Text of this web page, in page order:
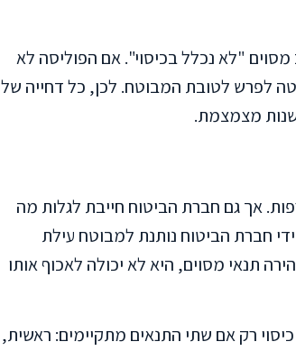
"לא נכלל בכיסוי". אם הפוליסה לא
לפרש לטובת המבוטח. לכן, כל דחייה של
מצמצמת.
אך גם חברת הביטוח חייבת לגלות מה
חברת הביטוח נותנת למבוטח עילת
לא הבהירה תנאי מסוים, היא לא יכולה לאכוף אותו
רק אם שתי התנאים מתקיימים: ראשית,